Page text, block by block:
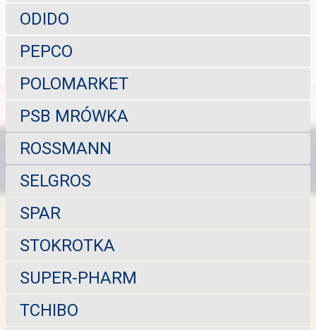
ODIDO
PEPCO
POLOMARKET
PSB MRÓWKA
ROSSMANN
SELGROS
SPAR
STOKROTKA
SUPER-PHARM
TCHIBO